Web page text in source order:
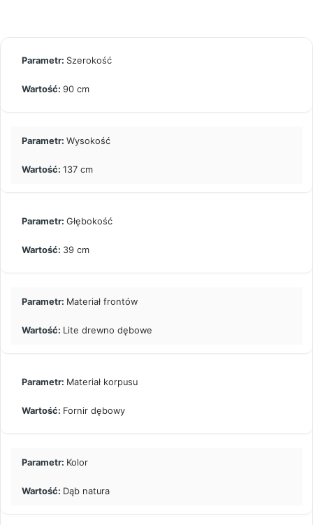
Szerokość
90 cm
Wysokość
137 cm
Głębokość
39 cm
Materiał frontów
Lite drewno dębowe
Materiał korpusu
Fornir dębowy
Kolor
Dąb natura